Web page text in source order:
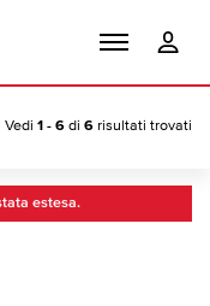
Vedi 1 - 6 di 6 risultati trovati
estesa.